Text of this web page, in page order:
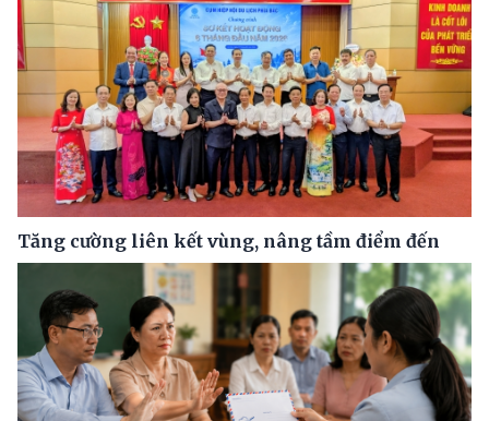
Tăng cường liên kết vùng, nâng tầm điểm đến